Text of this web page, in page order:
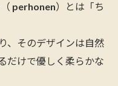
perhonen）とは「ち
、そのデザインは自然
だけで優しく柔らかな